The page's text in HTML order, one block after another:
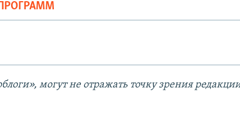
720p
могут не отражать точку зрения